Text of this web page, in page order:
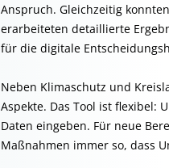
Anspruch. Gleichzeitig
erarbeiteten detaillierte
für die digitale
Neben Klimaschutz und
Aspekte. Das Tool ist flexibel:
Daten eingeben. Für neue
Maßnahmen immer so, dass